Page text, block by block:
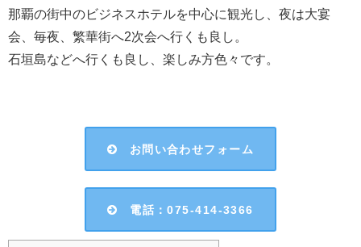
那覇の街中のビジネスホテルを中心に観光し、夜は大宴
会、毎夜、繁華街へ2次会へ行くも良し。
石垣島などへ行くも良し、楽しみ方色々です。
お問い合わせフォーム
電話：075-414-3366